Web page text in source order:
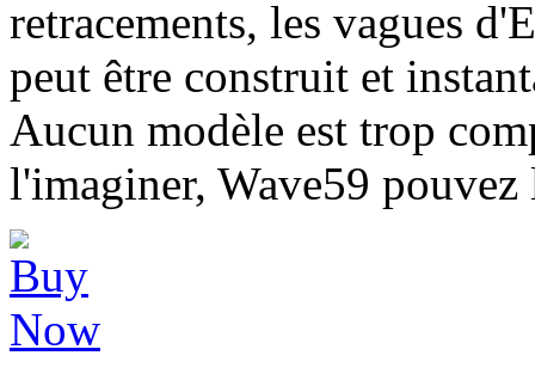
retracements, les vagues
peut être construit et
Aucun modèle est trop
l'imaginer, Wave59